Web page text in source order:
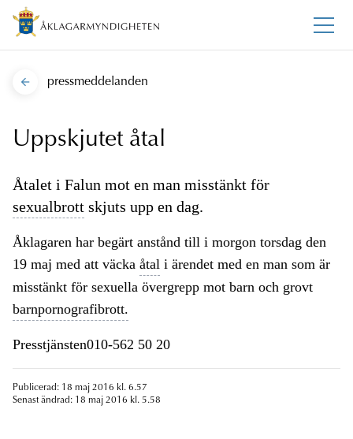
pressmeddelanden
Uppskjutet åtal
Åtalet i Falun mot en man misstänkt för
sexualbrott skjuts upp en dag.
Åklagaren har begärt anstånd till i morgon torsdag den
19 maj med att väcka åtal i ärendet med en man som är
misstänkt för sexuella övergrepp mot barn och grovt
barnpornografibrott.
Presstjänsten010-562 50 20
Publicerad: 18 maj 2016 kl. 6.57
Senast ändrad: 18 maj 2016 kl. 5.58